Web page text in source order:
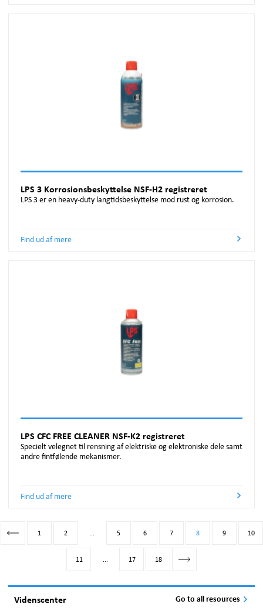
LPS 3 Korrosionsbeskyttelse NSF-H2 registreret
LPS 3 er en heavy-duty langtidsbeskyttelse mod rust og korrosion.
Find ud af mere
LPS CFC FREE CLEANER NSF-K2 registreret
Specielt velegnet til rensning af elektriske og elektroniske dele samt
andre fintfølende mekanismer.
Find ud af mere
1 2 5 6 7 8 9 10
11 17 18
Videnscenter Go to all resources